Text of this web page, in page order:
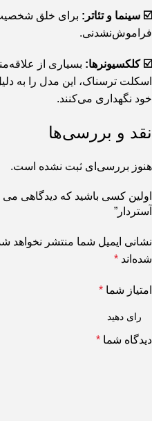
☑️ سینما و تئاتر: برای خلق
فراموش‌نشدنی.
☑️ کلکسیونرها: بسیاری از
اسکلت ترسناک، این مدل را به
خود نگهداری می‌کنند.
نقد و بررسی‌ها
هنوز بررسی‌ای ثبت نشده است.
اولین کسی باشید که دیدگاهی
آستردار”
نشانی ایمیل شما منتشر نخواهد
شده‌اند *
امتیاز شما *
دیدگاه شما *